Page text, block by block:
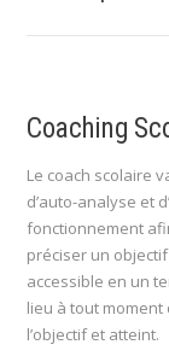
Coaching
Le coach scolaire
d’auto-analyse et
fonctionnement
préciser un
accessible en un
lieu à tout moment
l’objectif et atteint.